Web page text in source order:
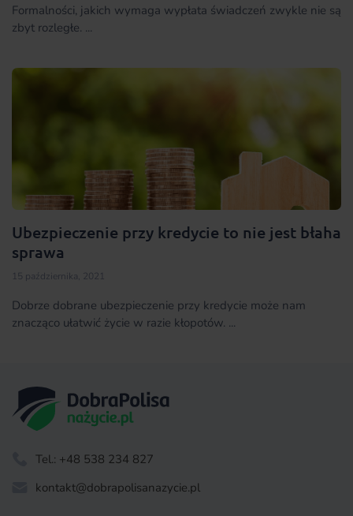
Formalności, jakich wymaga wypłata świadczeń zwykle nie są
zbyt rozległe. ...
Ubezpieczenie przy kredycie to nie jest błaha
sprawa
15 października, 2021
Dobrze dobrane ubezpieczenie przy kredycie może nam
znacząco ułatwić życie w razie kłopotów. ...
Tel.: +48 538 234 827
kontakt@dobrapolisanazycie.pl